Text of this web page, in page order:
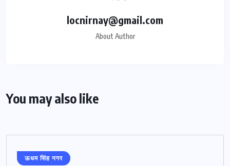
locnirnay@gmail.com
About Author
You may also like
ऊधम सिंह नगर